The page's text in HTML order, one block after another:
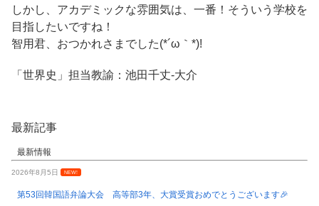
しかし、アカデミックな雰囲気は、一番！そういう学校を
目指したいですね！
智用君、おつかれさまでした(*´ω｀*)!
「世界史」担当教諭：池田千丈-大介
最新記事
最新情報
2026年8月5日 NEW!
第53回韓国語弁論大会 高等部3年、大賞受賞おめでとうございます🎉